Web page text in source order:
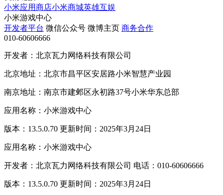
小米应用商店小米商城英雄互娱
小米游戏中心
开发者平台 微信公众号 微博主页 商务合作
010-60606666
开发者：北京瓦力网络科技有限公司
北京地址：北京市昌平区安居路小米智慧产业园
南京地址：南京市建邺区永初路37号小米华东总部
应用名称：小米游戏中心
版本：13.5.0.70 更新时间：2025年3月24日
应用名称：小米游戏中心
开发者：北京瓦力网络科技有限公司 电话：010-60606666
版本：13.5.0.70 更新时间：2025年3月24日